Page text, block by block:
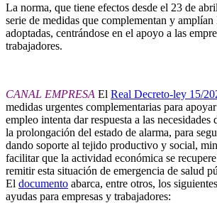
La norma, que tiene efectos desde el 23 de
serie de medidas que complementan y amplían
adoptadas, centrándose en el apoyo a las
trabajadores.
CANAL EMPRESA El Real Decreto-ley 15/
medidas urgentes complementarias para
empleo intenta dar respuesta a las necesidades
la prolongación del estado de alarma, para
dando soporte al tejido productivo y social,
facilitar que la actividad económica se
remitir esta situación de emergencia de salud
El documento abarca, entre otros, los
ayudas para empresas y trabajadores: